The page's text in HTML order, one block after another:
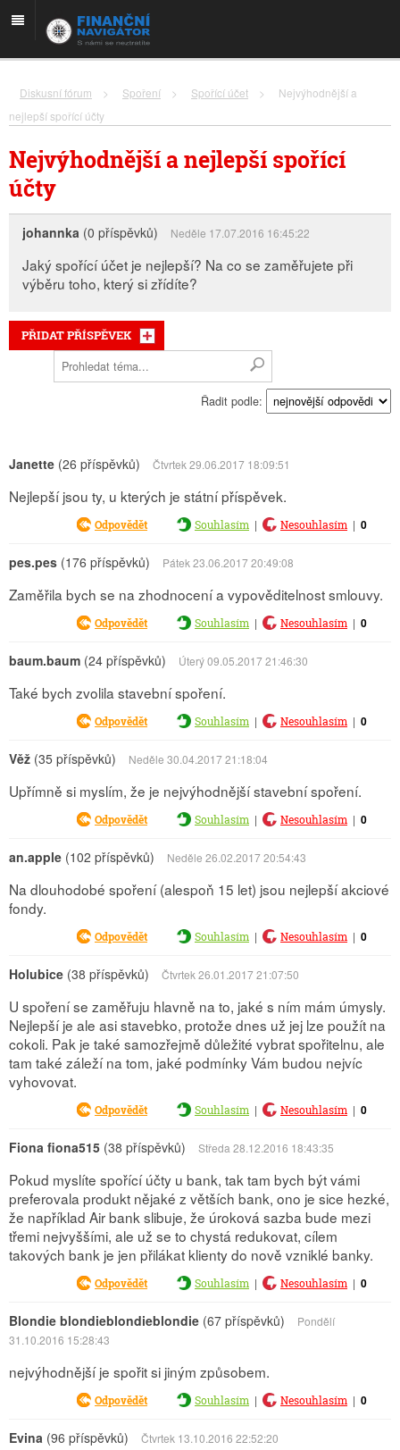
Diskusní fórum > Spoření > Spořící účet >
Nejvýhodnější a
nejlepší spořící účty
Nejvýhodnější a nejlepší spořící
účty
johannka (0 příspěvků) Neděle 17.07.2016 16:45:22
Jaký spořící účet je nejlepší? Na co se zaměřujete při
výběru toho, který si zřídíte?
PŘIDAT PŘÍSPĚVEK
Řadit podle:
Janette (26 příspěvků) Čtvrtek 29.06.2017 18:09:51
Nejlepší jsou ty, u kterých je státní příspěvek.
Odpovědět Souhlasím | Nesouhlasím | 0
pes.pes (176 příspěvků) Pátek 23.06.2017 20:49:08
Zaměřila bych se na zhodnocení a vypověditelnost smlouvy.
Odpovědět Souhlasím | Nesouhlasím | 0
baum.baum (24 příspěvků) Úterý 09.05.2017 21:46:30
Také bych zvolila stavební spoření.
Odpovědět Souhlasím | Nesouhlasím | 0
Věž (35 příspěvků) Neděle 30.04.2017 21:18:04
Upřímně si myslím, že je nejvýhodnější stavební spoření.
Odpovědět Souhlasím | Nesouhlasím | 0
an.apple (102 příspěvků) Neděle 26.02.2017 20:54:43
Na dlouhodobé spoření (alespoň 15 let) jsou nejlepší akciové
fondy.
Odpovědět Souhlasím | Nesouhlasím | 0
Holubice (38 příspěvků) Čtvrtek 26.01.2017 21:07:50
U spoření se zaměřuju hlavně na to, jaké s ním mám úmysly.
Nejlepší je ale asi stavebko, protože dnes už jej lze použít na
cokoli. Pak je také samozřejmě důležité vybrat spořitelnu, ale
tam také záleží na tom, jaké podmínky Vám budou nejvíc
vyhovovat.
Odpovědět Souhlasím | Nesouhlasím | 0
Fiona fiona515 (38 příspěvků) Středa 28.12.2016 18:43:35
Pokud myslíte spořící účty u bank, tak tam bych být vámi
preferovala produkt nějaké z větších bank, ono je sice hezké,
že například Air bank slibuje, že úroková sazba bude mezi
třemi nejvyššími, ale už se to chystá redukovat, cílem
takových bank je jen přilákat klienty do nově vzniklé banky.
Odpovědět Souhlasím | Nesouhlasím | 0
Blondie blondieblondieblondie (67 příspěvků)
Pondělí
31.10.2016 15:28:43
nejvýhodnější je spořit si jiným způsobem.
Odpovědět Souhlasím | Nesouhlasím | 0
Evina (96 příspěvků) Čtvrtek 13.10.2016 22:52:20